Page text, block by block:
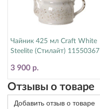
Чайник 425 мл Craft White
Steelite (Стилайт) 11550367
3 900 р.
Отзывы о товаре
Добавить отзыв о товаре